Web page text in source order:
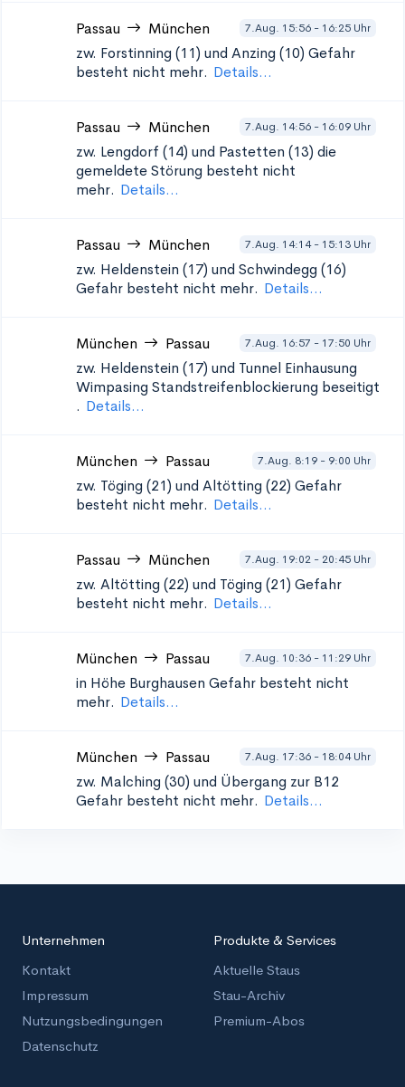
Passau München 7.Aug. 15:56 - 16:25 Uhr
zw. Forstinning (11) und Anzing (10) Gefahr
besteht nicht mehr. Details...
Passau München 7.Aug. 14:56 - 16:09 Uhr
zw. Lengdorf (14) und Pastetten (13) die
gemeldete Störung besteht nicht
mehr. Details...
Passau München 7.Aug. 14:14 - 15:13 Uhr
zw. Heldenstein (17) und Schwindegg (16)
Gefahr besteht nicht mehr. Details...
München Passau 7.Aug. 16:57 - 17:50 Uhr
zw. Heldenstein (17) und Tunnel Einhausung
Wimpasing Standstreifenblockierung beseitigt
. Details...
München Passau 7.Aug. 8:19 - 9:00 Uhr
zw. Töging (21) und Altötting (22) Gefahr
besteht nicht mehr. Details...
Passau München 7.Aug. 19:02 - 20:45 Uhr
zw. Altötting (22) und Töging (21) Gefahr
besteht nicht mehr. Details...
München Passau 7.Aug. 10:36 - 11:29 Uhr
in Höhe Burghausen Gefahr besteht nicht
mehr. Details...
München Passau 7.Aug. 17:36 - 18:04 Uhr
zw. Malching (30) und Übergang zur B12
Gefahr besteht nicht mehr. Details...
Unternehmen
Kontakt
Impressum
Nutzungsbedingungen
Datenschutz
Produkte & Services
Aktuelle Staus
Stau-Archiv
Premium-Abos